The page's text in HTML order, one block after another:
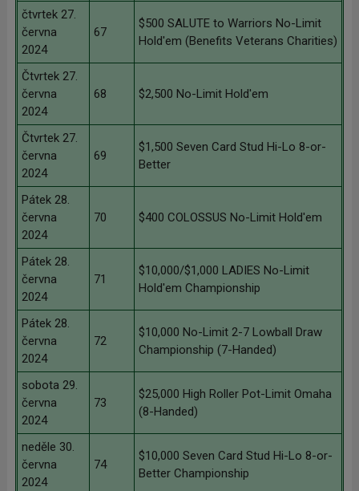
čtvrtek 27.
června
2024
67
$500 SALUTE to Warriors No-Limit
Hold'em (Benefits Veterans Charities)
Čtvrtek 27.
června
2024
68 $2,500 No-Limit Hold'em
Čtvrtek 27.
června
2024
69
$1,500 Seven Card Stud Hi-Lo 8-or-
Better
Pátek 28.
června
2024
70 $400 COLOSSUS No-Limit Hold'em
Pátek 28.
června
2024
71
$10,000/$1,000 LADIES No-Limit
Hold'em Championship
Pátek 28.
června
2024
72
$10,000 No-Limit 2-7 Lowball Draw
Championship (7-Handed)
sobota 29.
června
2024
73
$25,000 High Roller Pot-Limit Omaha
(8-Handed)
neděle 30.
června
2024
74
$10,000 Seven Card Stud Hi-Lo 8-or-
Better Championship